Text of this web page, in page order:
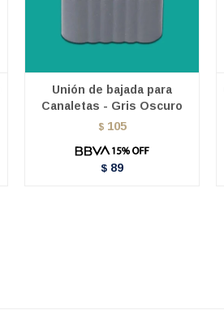
Unión de bajada para
Canaletas - Gris Oscuro
$ 105
$ 89